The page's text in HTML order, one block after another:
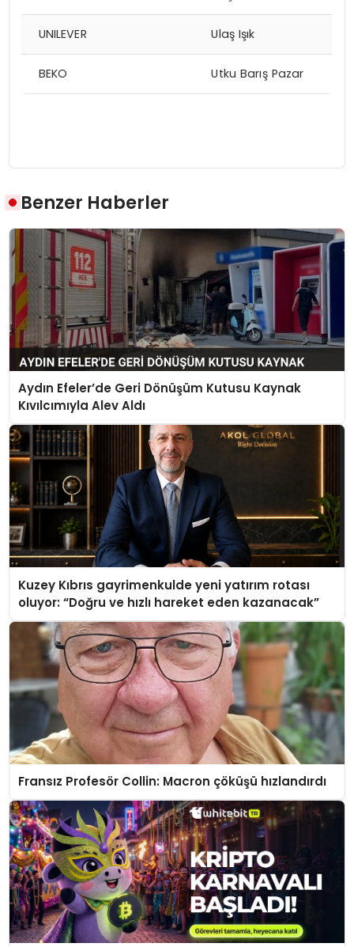
UNILEVER Ulaş Işık
BEKO Utku Barış Pazar
Benzer Haberler
Aydın Efeler’de Geri Dönüşüm Kutusu Kaynak
Kıvılcımıyla Alev Aldı
Kuzey Kıbrıs gayrimenkulde yeni yatırım rotası
oluyor: “Doğru ve hızlı hareket eden kazanacak”
Fransız Profesör Collin: Macron çöküşü hızlandırdı